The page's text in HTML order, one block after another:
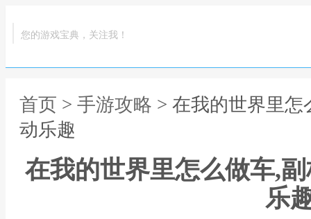
您的游戏宝典，关注我！
首页 > 手游攻略 > 在我的世界里
动乐趣
在我的世界里怎么做车,
乐